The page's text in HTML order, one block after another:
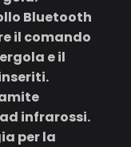
Bluetooth
il comando
e il
infrarossi.
per la